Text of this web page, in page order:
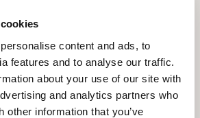
content and ads, to
features and to analyse our traffic.
about your use of our site with
and analytics partners who
other information that you’ve
EINGEBAUT